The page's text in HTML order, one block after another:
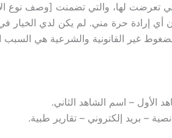
تعرضت لها، والتي تضمنت [وصف نوع
أي إرادة حرة مني. لم يكن لدي الخيار في
غير القانونية والشرعية هي السبب
الأول – اسم الشاهد الثاني.
– بريد إلكتروني – تقارير طبية.